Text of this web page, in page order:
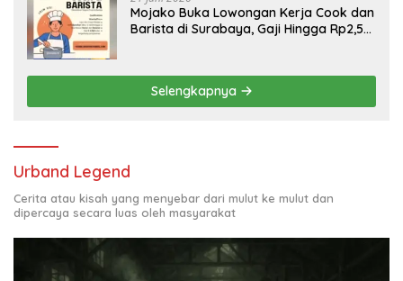
Mojako Buka Lowongan Kerja Cook dan
Barista di Surabaya, Gaji Hingga Rp2,5
Selengkapnya
Urband Legend
Cerita atau kisah yang menyebar dari mulut ke mulut dan
dipercaya secara luas oleh masyarakat